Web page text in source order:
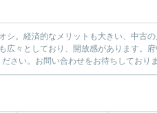
シ。経済的なメリットも大きい、中古
広々としており、開放感があります。
さい。お問い合わせをお待ちしておりま